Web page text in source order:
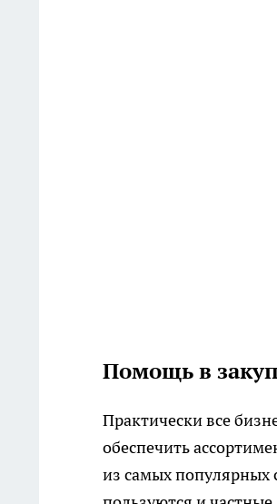
Помощь в
Практически все
обеспечить
из самых популярных